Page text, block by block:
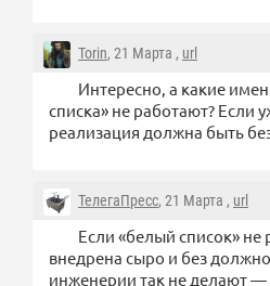
Torin, 21 Марта , url
Интересно, а какие
списка» не работают? Если
реализация должна быть
ТелегаПресс, 21 Марта , url
Если «белый список» не
внедрена сыро и без
инженерии так не делают —